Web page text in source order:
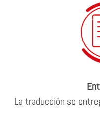
La traducción se